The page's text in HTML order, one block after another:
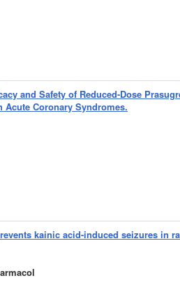
and Safety of Reduced-Dose
Acute Coronary Syndromes.
kainic acid-induced seizures in